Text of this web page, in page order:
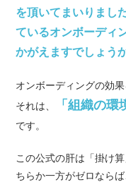
を頂いてまいりまし
ているオンボーディ
かがえますでしょうか
オンボーディングの効
それは、
「組織の
です。
この公式の肝は「掛け
ちらか一方がゼロなら